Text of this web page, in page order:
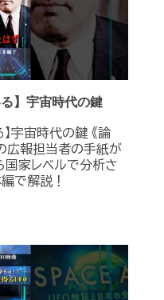
】宇宙時代の鍵
宇宙時代の鍵 《論
広報担当者の手紙が
家レベルで分析さ
で解説！